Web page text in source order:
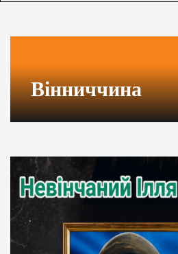
Вінниччина